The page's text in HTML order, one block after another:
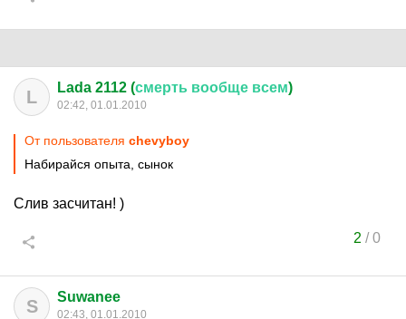
L Lada 2112 (смерть вообще всем)
02:42, 01.01.2010
От пользователя chevyboy
Набирайся опыта, сынок
Слив засчитан! )
2 /0
S Suwanee
02:43, 01.01.2010